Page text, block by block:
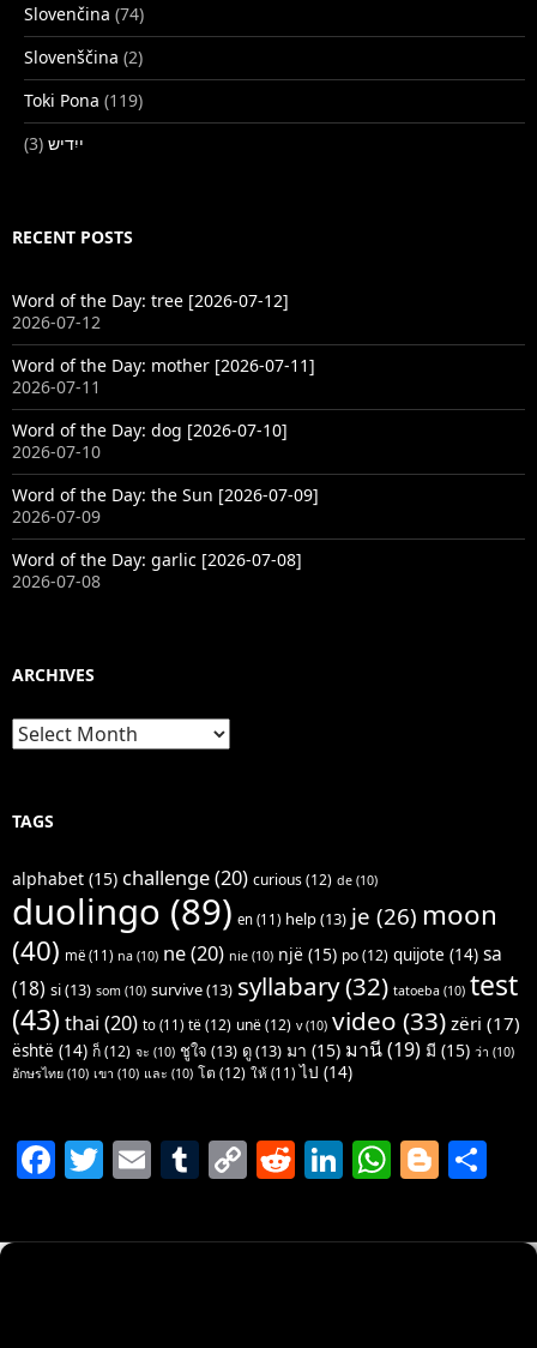
Slovenčina (74)
Slovenščina (2)
Toki Pona (119)
ייִדיש (3)
RECENT POSTS
Word of the Day: tree [2026-07-12]
2026-07-12
Word of the Day: mother [2026-07-11]
2026-07-11
Word of the Day: dog [2026-07-10]
2026-07-10
Word of the Day: the Sun [2026-07-09]
2026-07-09
Word of the Day: garlic [2026-07-08]
2026-07-08
ARCHIVES
Archives
TAGS
alphabet (15) challenge(20) curious(12) de (10)
duolingo (89) en (11) help(13) je (26) moon
(40) më (11) na (10) ne(20) nie (10) një (15) po(12) quijote (14) sa
(18) si(13) som (10) survive(13) syllabary(32) tatoeba (10) test
(43) thai (20) to (11) të(12) unë(12) v(10) video (33) zëri (17)
është (14) ก็(12) จะ (10) ชูใจ (13) ดู(13) มา (15) มานี(19) มี (15) ว่า (10)
อักษรไทย (10) เขา (10) และ (10) โต (12) ให้ (11) ไป (14)
F
c
T
itt
E
ai
T
m
C
p
R
d
Li
k
W
at
Bl
g ar